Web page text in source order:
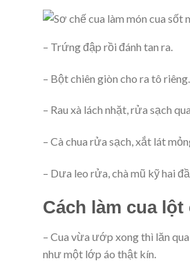
– Trứng đập rồi đánh tan ra.
– Bột chiên giòn cho ra tô riêng.
– Rau xà lách nhặt, rửa sạch
– Cà chua rửa sạch, xắt lát
– Dưa leo rửa, chà mũ kỹ hai
Cách làm cua
– Cua vừa ướp xong thì lăn
như một lớp áo thật kín.